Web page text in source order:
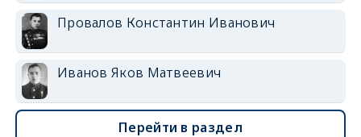
Провалов Константин Иванович
Иванов Яков Матвеевич
Перейти в раздел